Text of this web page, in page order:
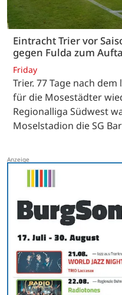
Eintracht Trier vor
gegen Fulda zum
Friday
Trier. 77 Tage nach
für die Mosestädter
Regionalliga Südwest
Moselstadion die SG